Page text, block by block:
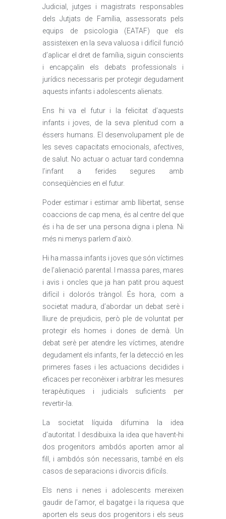
Judicial, jutges i magistrats responsables
dels Jutjats de Família, assessorats pels
equips de psicologia (EATAF) que els
assisteixen en la seva valuosa i difícil funció
d’aplicar el dret de família, siguin conscients
i encapçalin els debats professionals i
jurídics necessaris per protegir degudament
aquests infants i adolescents alienats.
Ens hi va el futur i la felicitat d’aquests
infants i joves, de la seva plenitud com a
éssers humans. El desenvolupament ple de
les seves capacitats emocionals, afectives,
de salut. No actuar o actuar tard condemna
l’infant a ferides segures amb
conseqüències en el futur.
Poder estimar i estimar amb llibertat, sense
coaccions de cap mena, és al centre del que
és i ha de ser una persona digna i plena. Ni
més ni menys parlem d’això.
Hi ha massa infants i joves que són víctimes
de l’alienació parental. I massa pares, mares
i avis i oncles que ja han patit prou aquest
difícil i dolorós tràngol. És hora, com a
societat madura, d’abordar un debat serè i
lliure de prejudicis, però ple de voluntat per
protegir els homes i dones de demà. Un
debat serè per atendre les víctimes, atendre
degudament els infants, fer la detecció en les
primeres fases i les actuacions decidides i
eficaces per reconèixer i arbitrar les mesures
terapèutiques i judicials suficients per
revertir-la.
La societat líquida difumina la idea
d’autoritat. I desdibuixa la idea que havent-hi
dos progenitors ambdós aporten amor al
fill, i ambdós són necessaris, també en els
casos de separacions i divorcis difícils.
Els nens i nenes i adolescents mereixen
gaudir de l’amor, el bagatge i la riquesa que
aporten els seus dos progenitors i els seus